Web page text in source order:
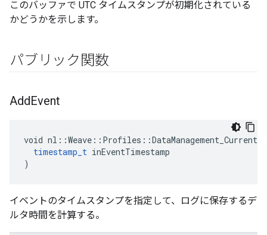
このバッファで UTC タイムスタンプが初期化されている
かどうかを示します。
パブリック関数
AddEvent
void
timestamp_t inEventTimestamp
)
イベントのタイムスタンプを指定して、ログに保存するデ
ルタ時間を計算する。